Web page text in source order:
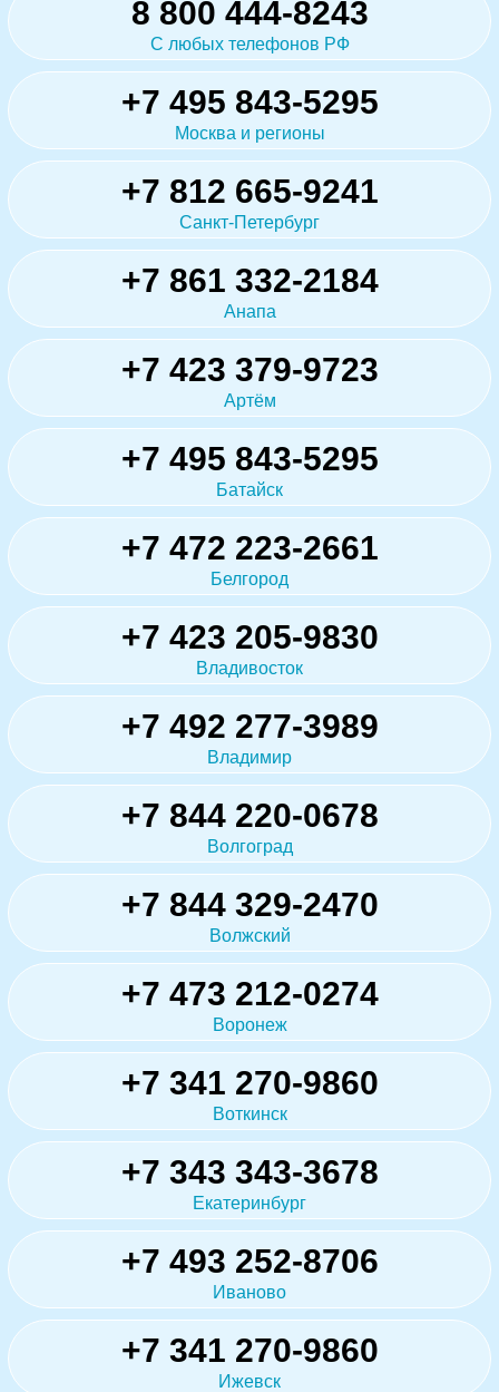
8 800 444-8243
С любых телефонов РФ
+7 495 843-5295
Москва и регионы
+7 812 665-9241
Санкт-Петербург
+7 861 332-2184
Анапа
+7 423 379-9723
Артём
+7 495 843-5295
Батайск
+7 472 223-2661
Белгород
+7 423 205-9830
Владивосток
+7 492 277-3989
Владимир
+7 844 220-0678
Волгоград
+7 844 329-2470
Волжский
+7 473 212-0274
Воронеж
+7 341 270-9860
Воткинск
+7 343 343-3678
Екатеринбург
+7 493 252-8706
Иваново
+7 341 270-9860
Ижевск